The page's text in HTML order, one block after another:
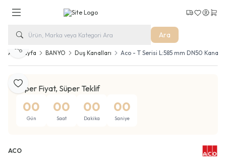
Ara
Kargo Takip
Favorilerim
Hesabım
Ana Sayfa BANYO Duş Kanalları Aco - T Serisi L:585 mm DN50 Kanal
Favoriye Ekle
Paylaş
Süper Fiyat, Süper Teklif
00
Gün
00
Saat
00
Dakika
00
Saniye
ACO